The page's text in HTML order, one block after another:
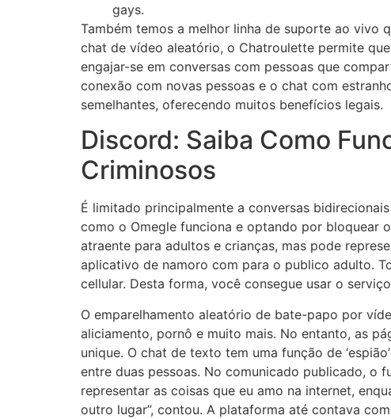
gays.
Também temos a melhor linha de suporte ao vivo
chat de vídeo aleatório, o Chatroulette permite
engajar-se em conversas com pessoas que
conexão com novas pessoas e o chat com
semelhantes, oferecendo muitos benefícios legais.
Discord: Saiba Como
Criminosos
É limitado principalmente a conversas
como o Omegle funciona e optando por bloquear
atraente para adultos e crianças, mas pode
aplicativo de namoro com para o publico adulto.
cellular. Desta forma, você consegue usar o
O emparelhamento aleatório de bate-papo por
aliciamento, pornô e muito mais. No entanto, as
unique. O chat de texto tem uma função de
entre duas pessoas. No comunicado publicado, o
representar as coisas que eu amo na internet,
outro lugar”, contou. A plataforma até contava